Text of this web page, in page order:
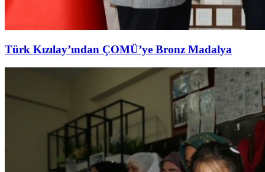
Türk Kızılay’ından ÇOMÜ’ye Bronz Madalya